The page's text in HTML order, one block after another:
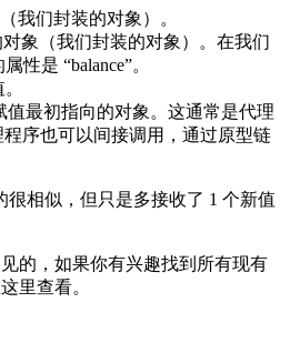
我们封装的对象）。
对象（我们封装的对象）。在我们
性是 “balance”。
值最初指向的对象。这通常是代理
程序也可以间接调用，通过原型链
很相似，但只是多接收了 1 个新值
的，如果你有兴趣找到所有现有
里查看。